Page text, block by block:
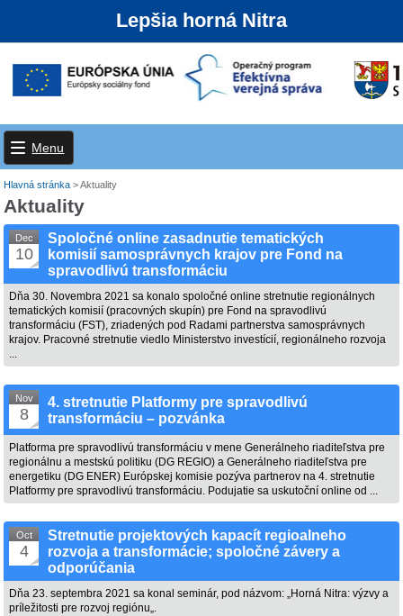
Lepšia horná Nitra
Menu
Hlavná stránka>Aktuality
Aktuality
Dec
10
Spoločné online zasadnutie tematických
komisií samosprávnych krajov pre Fond na
spravodlivú transformáciu
Dňa 30. Novembra 2021 sa konalo spoločné online stretnutie regionálnych
tematických komisií (pracovných skupín) pre Fond na spravodlivú
transformáciu (FST), zriadených pod Radami partnerstva samosprávnych
krajov. Pracovné stretnutie viedlo Ministerstvo investícií, regionálneho rozvoja
...
Nov
8
4. stretnutie Platformy pre spravodlivú
transformáciu – pozvánka
Platforma pre spravodlivú transformáciu v mene Generálneho riaditeľstva pre
regionálnu a mestskú politiku (DG REGIO) a Generálneho riaditeľstva pre
energetiku (DG ENER) Európskej komisie pozýva partnerov na 4. stretnutie
Platformy pre spravodlivú transformáciu. Podujatie sa uskutoční online od ...
Oct
4
Stretnutie projektových kapacít regioalneho
rozvoja a transformácie; spoločné závery a
odporúčania
Dňa 23. septembra 2021 sa konal seminár, pod názvom: „Horná Nitra: výzvy a
príležitosti pre rozvoj regiónu„.